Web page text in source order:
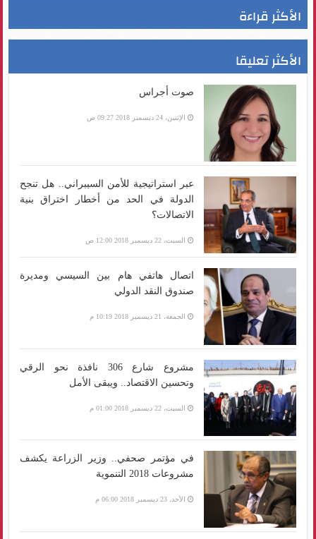
الأكثر قراءة
الأكثر تعليقا
صوت أجراس
الإثنين، 24 ديسمبر 2018 09:27 ص
عبر استراتيجية للأمن السيبراني.. هل تنجح
الدولة في الحد من أخطار اختراق بنية
الاتصالات؟
السبت، 22 ديسمبر 2018 12:00 ص
اتصال هاتفي هام بين السيسي ومديرة
صندوق النقد الدولي
الجمعة، 21 ديسمبر 2018 10:19 م
مشروع شارع 306 نافذة نحو الرقي
وتحسين الاقتصاد.. ويبقى الأمل
السبت، 22 ديسمبر 2018 01:00 م
في مؤتمر صحفي.. وزير الزراعة يكشف
مشروعات 2018 التنموية
الأحد، 23 ديسمبر 2018 06:00 م